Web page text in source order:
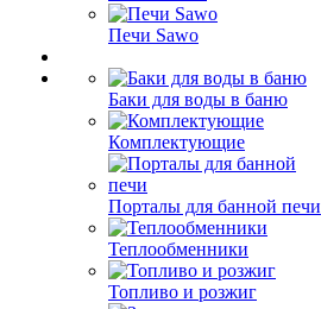
Печи Sawo
Баки для воды в баню
Комплектующие
Порталы для банной печи
Теплообменники
Топливо и розжиг